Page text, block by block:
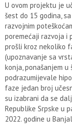
U ovom projektu je
šest do 15 godina,
razvojnim
poremećaji razvoja i
prošli kroz nekoliko
(upoznavanje sa
konja, ponašanjem
podrazumijevale
faze jedan broj
su izabrani da se
Republike Srpske u
2022. godine u